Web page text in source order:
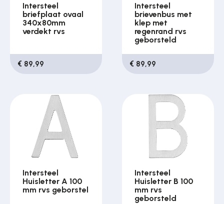
Intersteel
briefplaat ovaal
340x80mm
verdekt rvs
€ 89,99
Intersteel
brievenbus met
klep met
regenrand rvs
geborsteld
€ 89,99
Intersteel
Huisletter A 100
mm rvs geborstel
Intersteel
Huisletter B 100
mm rvs
geborsteld